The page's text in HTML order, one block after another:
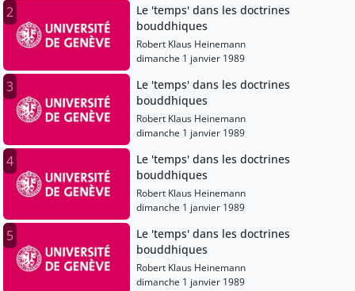
2
Le 'temps' dans les doctrines
bouddhiques
Robert Klaus Heinemann
dimanche 1 janvier 1989
3
Le 'temps' dans les doctrines
bouddhiques
Robert Klaus Heinemann
dimanche 1 janvier 1989
4
Le 'temps' dans les doctrines
bouddhiques
Robert Klaus Heinemann
dimanche 1 janvier 1989
5
Le 'temps' dans les doctrines
bouddhiques
Robert Klaus Heinemann
dimanche 1 janvier 1989